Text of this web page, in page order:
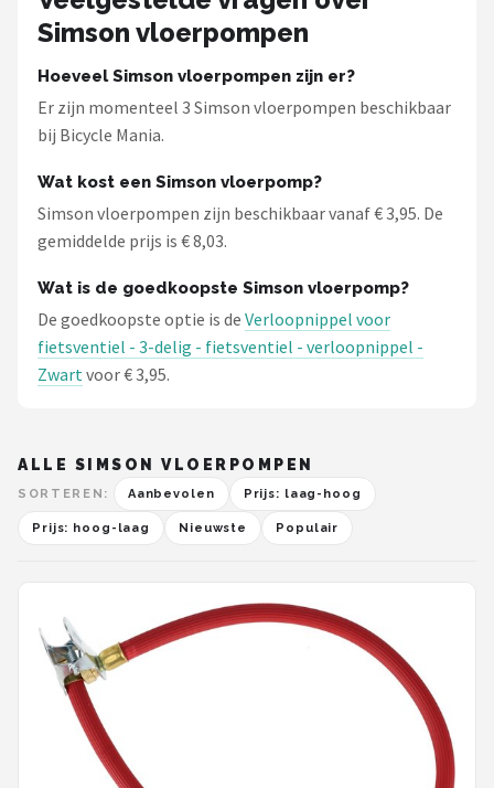
Simson vloerpompen
Hoeveel Simson vloerpompen zijn er?
Er zijn momenteel 3 Simson vloerpompen beschikbaar
bij Bicycle Mania.
Wat kost een Simson vloerpomp?
Simson vloerpompen zijn beschikbaar vanaf € 3,95. De
gemiddelde prijs is € 8,03.
Wat is de goedkoopste Simson vloerpomp?
De goedkoopste optie is de Verloopnippel voor
fietsventiel - 3-delig - fietsventiel - verloopnippel -
Zwartvoor € 3,95.
ALLE SIMSON VLOERPOMPEN
SORTEREN: Aanbevolen Prijs: laag-hoog
Prijs: hoog-laag Nieuwste Populair